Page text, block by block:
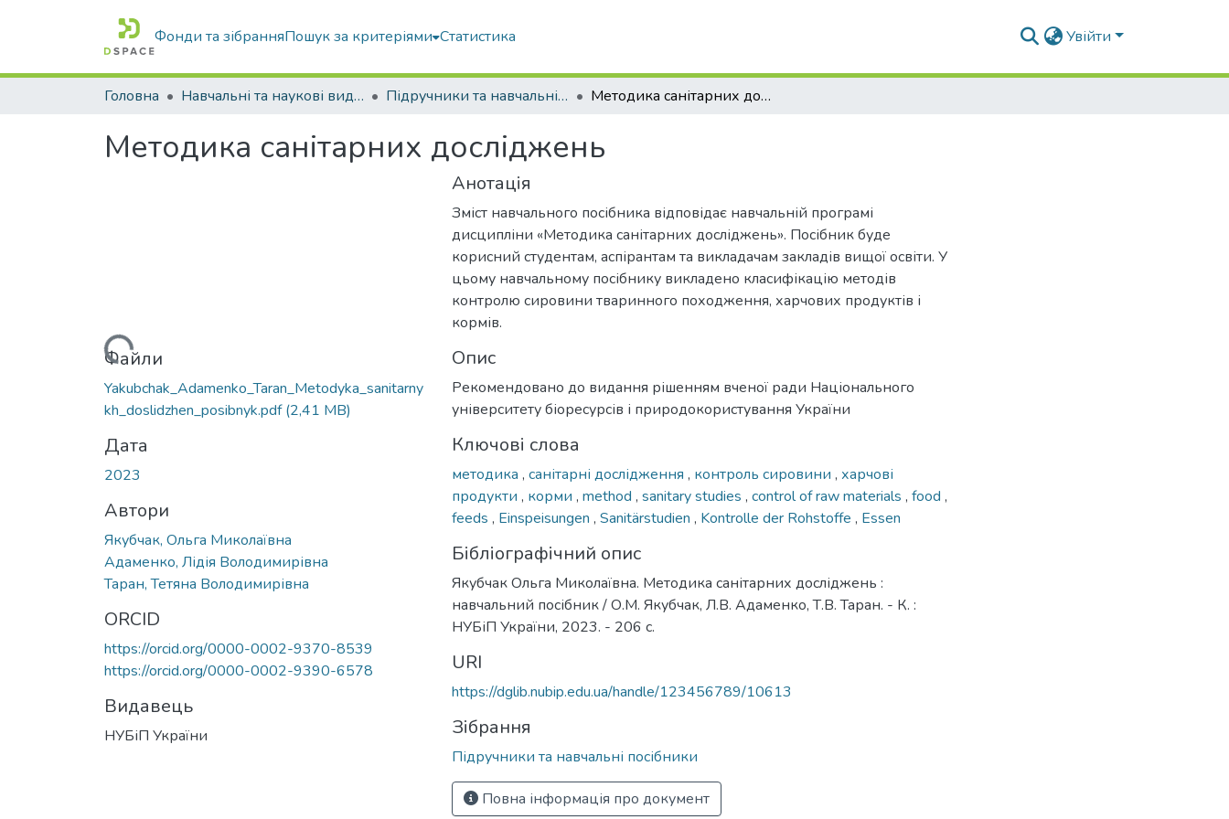
Фонди та зібранняПошук за критеріями Статистика Увійти
Головна Навчальні та наукові видання Підручники та навчальні посібники Методика санітарних досліджень
Методика санітарних досліджень
Вантажиться...
Файли
Yakubchak_Adamenko_Taran_Metodyka_sanitarny
kh_doslidzhen_posibnyk.pdf(2,41 MB)
Дата
2023
Автори
Якубчак, Ольга Миколаївна
Адаменко, Лідія Володимирівна
Таран, Тетяна Володимирівна
ORCID
https://orcid.org/0000-0002-9370-8539
https://orcid.org/0000-0002-9390-6578
Видавець
НУБіП України
Анотація
Зміст навчального посібника відповідає навчальній програмі
дисципліни «Методика санітарних досліджень». Посібник буде
корисний студентам, аспірантам та викладачам закладів вищої освіти. У
цьому навчальному посібнику викладено класифікацію методів
контролю сировини тваринного походження, харчових продуктів і
кормів.
Опис
Рекомендовано до видання рішенням вченої ради Національного
університету біоресурсів і природокористування України
Ключові слова
методика , санітарні дослідження , контроль сировини , харчові
продукти , корми , method , sanitary studies , control of raw materials , food ,
feeds , Einspeisungen , Sanitärstudien , Kontrolle der Rohstoffe , Essen
Бібліографічний опис
Якубчак Ольга Миколаївна. Методика санітарних досліджень :
навчальний посібник / О.М. Якубчак, Л.В. Адаменко, Т.В. Таран. - К. :
НУБіП України, 2023. - 206 с.
URI
https://dglib.nubip.edu.ua/handle/123456789/10613
Зібрання
Підручники та навчальні посібники
Повна інформація про документ